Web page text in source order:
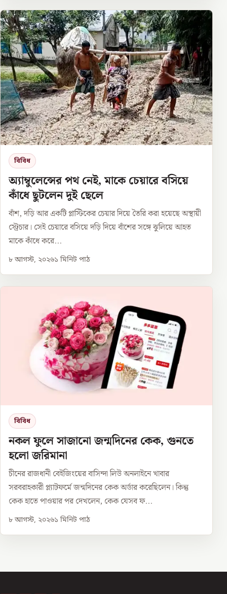
বিবিধ
অ্যাম্বুলেন্সের পথ নেই, মাকে চেয়ারে বসিয়ে
কাঁধে ছুটলেন দুই ছেলে
বাঁশ, দড়ি আর একটি প্লাস্টিকের চেয়ার দিয়ে তৈরি করা হয়েছে অস্থায়ী
স্ট্রেচার। সেই চেয়ারে বসিয়ে দড়ি দিয়ে বাঁশের সঙ্গে ঝুলিয়ে আহত
মাকে কাঁধে করে...
৮ আগস্ট, ২০২৬১ মিনিট পাঠ
বিবিধ
নকল ফুলে সাজানো জন্মদিনের কেক, গুনতে
হলো জরিমানা
চীনের রাজধানী বেইজিংয়ের বাসিন্দা লিউ অনলাইনে খাবার
সরবরাহকারী প্ল্যাটফর্মে জন্মদিনের কেক অর্ডার করেছিলেন। কিন্তু
কেক হাতে পাওয়ার পর দেখলেন, কেক যেসব ফ...
৮ আগস্ট, ২০২৬১ মিনিট পাঠ